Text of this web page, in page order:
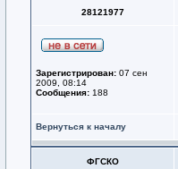
28121977
Зарегистрирован: 07 сен
2009, 08:14
Сообщения: 188
Вернуться к началу
ФГСКО